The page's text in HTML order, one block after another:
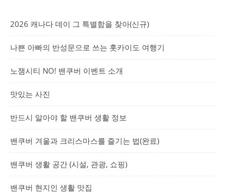
2026 캐나다 데이 그 특별함을 찾아(신규)
나쁜 아빠의 반성문으로 쓰는 홋카이도 여행기
노잼시티 NO! 밴쿠버 이벤트 소개
맛있는 사진
반드시 알아야 할 밴쿠버 생활 정보
밴쿠버 겨울과 크리스마스를 즐기는 법(완료)
밴쿠버 생활 공간 (시설, 관광, 쇼핑)
밴쿠버 현지인 생활 맛집